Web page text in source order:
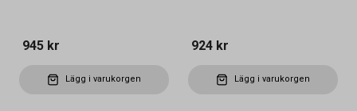
945 kr
Lägg i varukorgen
924 kr
Lägg i varukorgen